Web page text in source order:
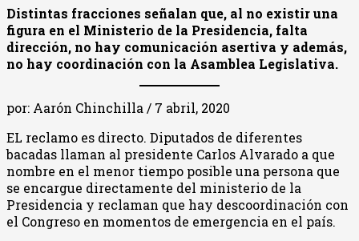
Distintas fracciones señalan que, al no existir una
figura en el Ministerio de la Presidencia, falta
dirección, no hay comunicación asertiva y además,
no hay coordinación con la Asamblea Legislativa.
por: Aarón Chinchilla / 7 abril, 2020
EL reclamo es directo. Diputados de diferentes
bacadas llaman al presidente Carlos Alvarado a que
nombre en el menor tiempo posible una persona que
se encargue directamente del ministerio de la
Presidencia y reclaman que hay descoordinación con
el Congreso en momentos de emergencia en el país.